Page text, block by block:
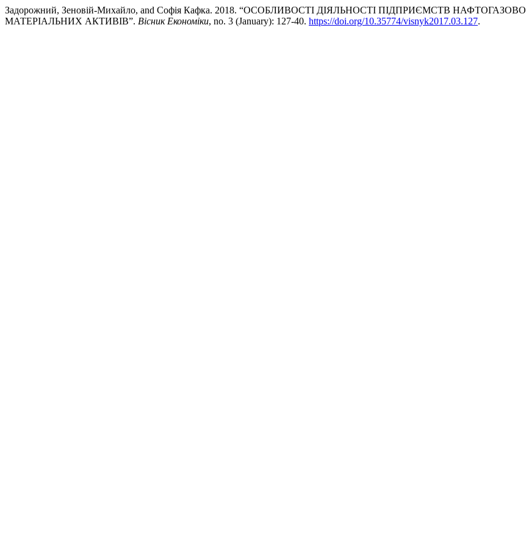
Задорожний, Зеновій-Михайло, and Софія Кафка. 2018. “ОСОБЛИВОСТІ ДІЯЛЬНОСТІ ПІДПРИЄМСТВ
МАТЕРІАЛЬНИХ АКТИВІВ”. Вісник Економіки, no. 3 (January): 127-40. https://doi.org/10.35774/visnyk2017.03.127.